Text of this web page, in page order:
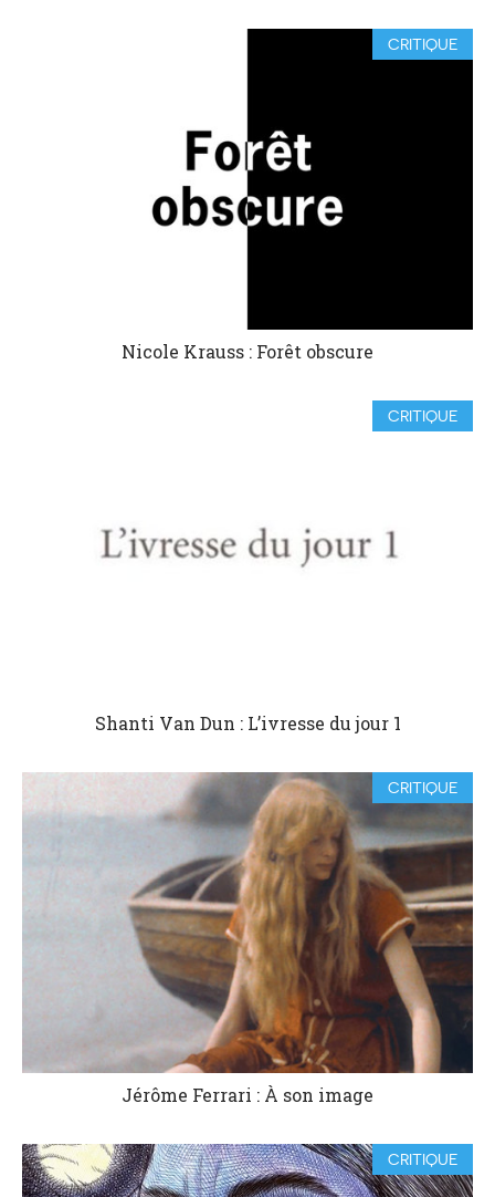
CRITIQUE
Nicole Krauss : Forêt obscure
CRITIQUE
Shanti Van Dun : L’ivresse du jour 1
CRITIQUE
Jérôme Ferrari : À son image
CRITIQUE